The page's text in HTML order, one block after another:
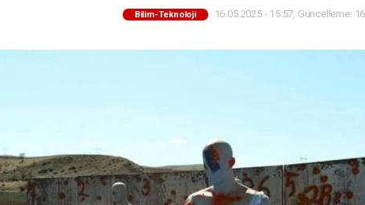
Bilim-Teknoloji 16.05.2025 - 15:57, Güncelleme: